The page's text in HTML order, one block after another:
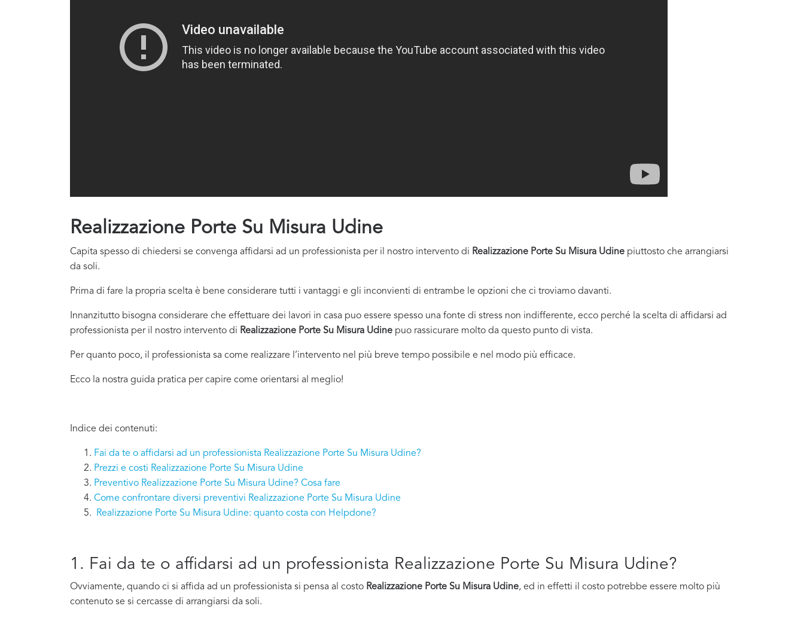
Realizzazione Porte Su Misura Udine
Capita spesso di chiedersi se convenga affidarsi ad un professionista per il nostro intervento di Realizzazione Porte Su Misura Udine piuttosto che arrangiarsi
da soli.
Prima di fare la propria scelta è bene considerare tutti i vantaggi e gli inconvienti di entrambe le opzioni che ci troviamo davanti.
Innanzitutto bisogna considerare che effettuare dei lavori in casa puo essere spesso una fonte di stress non indifferente, ecco perché la scelta di affidarsi ad
professionista per il nostro intervento di Realizzazione Porte Su Misura Udine puo rassicurare molto da questo punto di vista.
Per quanto poco, il professionista sa come realizzare l’intervento nel più breve tempo possibile e nel modo più efficace.
Ecco la nostra guida pratica per capire come orientarsi al meglio!
Indice dei contenuti:
Fai da te o affidarsi ad un professionista Realizzazione Porte Su Misura Udine?
Prezzi e costi Realizzazione Porte Su Misura Udine
Preventivo Realizzazione Porte Su Misura Udine? Cosa fare
Come confrontare diversi preventivi Realizzazione Porte Su Misura Udine
Realizzazione Porte Su Misura Udine: quanto costa con Helpdone?
1. Fai da te o affidarsi ad un professionista Realizzazione Porte Su Misura Udine?
Ovviamente, quando ci si affida ad un professionista si pensa al costo Realizzazione Porte Su Misura Udine, ed in effetti il costo potrebbe essere molto più
contenuto se si cercasse di arrangiarsi da soli.